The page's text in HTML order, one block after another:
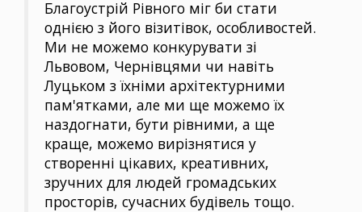
Благоустрій Рівного міг би стати
однією з його візитівок, особливостей.
Ми не можемо конкурувати зі
Львовом, Чернівцями чи навіть
Луцьком з їхніми архітектурними
пам'ятками, але ми ще можемо їх
наздогнати, бути рівними, а ще
краще, можемо вирізнятися у
створенні цікавих, креативних,
зручних для людей громадських
просторів, сучасних будівель тощо.